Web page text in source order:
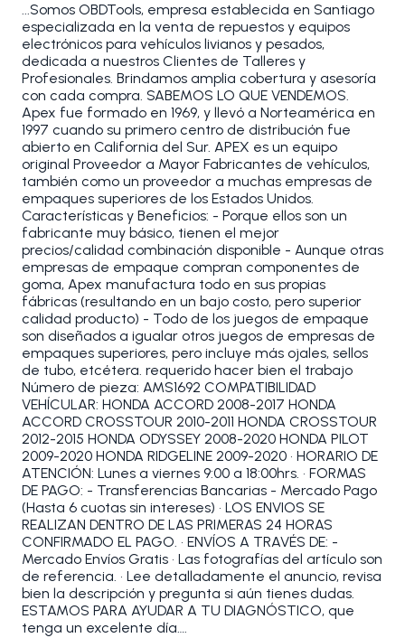
...Somos OBDTools, empresa establecida en Santiago
especializada en la venta de repuestos y equipos
electrónicos para vehículos livianos y pesados,
dedicada a nuestros Clientes de Talleres y
Profesionales. Brindamos amplia cobertura y asesoría
con cada compra. SABEMOS LO QUE VENDEMOS.
Apex fue formado en 1969, y llevó a Norteamérica en
1997 cuando su primero centro de distribución fue
abierto en California del Sur. APEX es un equipo
original Proveedor a Mayor Fabricantes de vehículos,
también como un proveedor a muchas empresas de
empaques superiores de los Estados Unidos.
Características y Beneficios: - Porque ellos son un
fabricante muy básico, tienen el mejor
precios/calidad combinación disponible - Aunque otras
empresas de empaque compran componentes de
goma, Apex manufactura todo en sus propias
fábricas (resultando en un bajo costo, pero superior
calidad producto) - Todo de los juegos de empaque
son diseñados a igualar otros juegos de empresas de
empaques superiores, pero incluye más ojales, sellos
de tubo, etcétera. requerido hacer bien el trabajo
Número de pieza: AMS1692 COMPATIBILIDAD
VEHÍCULAR: HONDA ACCORD 2008-2017 HONDA
ACCORD CROSSTOUR 2010-2011 HONDA CROSSTOUR
2012-2015 HONDA ODYSSEY 2008-2020 HONDA PILOT
2009-2020 HONDA RIDGELINE 2009-2020 • HORARIO DE
ATENCIÓN: Lunes a viernes 9:00 a 18:00hrs. • FORMAS
DE PAGO: - Transferencias Bancarias - Mercado Pago
(Hasta 6 cuotas sin intereses) • LOS ENVIOS SE
REALIZAN DENTRO DE LAS PRIMERAS 24 HORAS
CONFIRMADO EL PAGO. • ENVÍOS A TRAVÉS DE: -
Mercado Envíos Gratis • Las fotografías del artículo son
de referencia. • Lee detalladamente el anuncio, revisa
bien la descripción y pregunta si aún tienes dudas.
ESTAMOS PARA AYUDAR A TU DIAGNÓSTICO, que
tenga un excelente día….